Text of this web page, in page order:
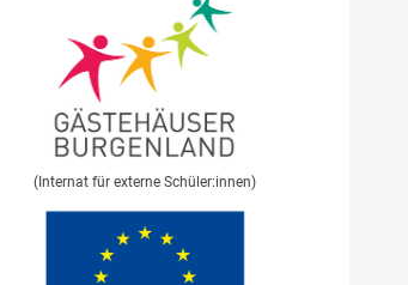
(Internat für externe Schüler:innen)